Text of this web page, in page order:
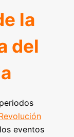
la
del
eventos